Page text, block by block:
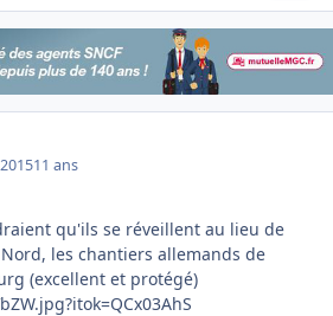
11 ans
qu'ils se réveillent au lieu de
les chantiers allemands de
(excellent et protégé)